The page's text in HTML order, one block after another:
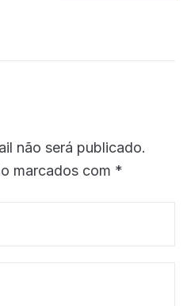
não será publicado.
marcados com *